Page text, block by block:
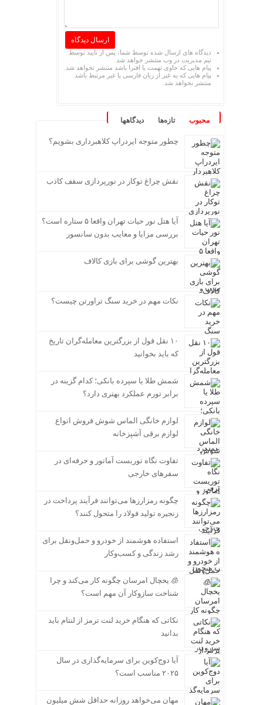
دیدگاه های ارسال شده توسط شما، پس از تایید توسط
تیم مدیریت در وب منتشر خواهد شد.
پیام هایی که حاوی تهمت یا افترا باشد منتشر نخواهد شد.
پیام هایی که به غیر از زبان فارسی یا غیر مرتبط باشد
منتشر نخواهد شد.
محبوب تازه‌ها دیدگاهها
چطور متوجه ایردراپ کلاهبرداری بشویم؟
نقش چراغ توکار در نورپردازی سقف کاذب
آیا هتل نور حیات تهران واقعا ۵ ستاره است؟
بررسی مزایا و معایب بدون سانسور
بهترین گوشی برای بازی کالاف
نکات مهم در خرید سنگ تراورتن چیست؟
۱۰ نقل قول از بزرگترین معامله‌گران تاریخ
که باید بخوانید
شمش طلا یا سپرده بانکی؛ کدام گزینه در
برابر تورم عملکرد بهتری دارد؟
لوازم خانگی الماس شوش فروش انواع
لوازم برقی آشپزخانه
تفاوت نگاه توریست آماتور و حرفه‌ای در
سفرهای خارجی
چگونه رمزارزها می‌توانند فرآیند پرداخت در
زنجیره تولید فولاد را متحول کنند؟
استفاده هوشمند از خودرو و حمل‌ونقل برای
رشد زندگی و کسب‌وکار
🧊 یخچال امرسان چگونه کار می‌کند و چرا
شناخت سازوکار آن مهم است؟
نکاتی که هنگام خرید لنت ترمز از لنتام باید
بدانید
آیا دوج‌کوین برای سرمایه‌گذاری در سال
۲۰۲۵ مناسب است؟
مهان می‌خواهد روزانه حداقل شش میلیون